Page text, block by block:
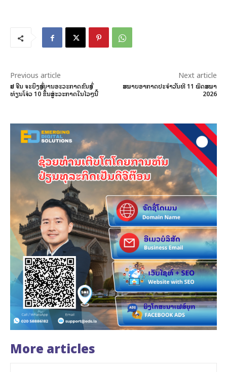
Previous article
ສປ ຈີນ ຈະຍິງສົ່ງຍານອະວະກາດຂົນສົ່ງ
ທ່ຽນໂຈ່ວ 10 ຂຶ້ນສູ່ອະວະກາດໃນໄວໆນີ້
Next article
ສະພາບອາກາດປະຈໍາວັນທີ 11 ພຶດສະພາ
2026
More articles